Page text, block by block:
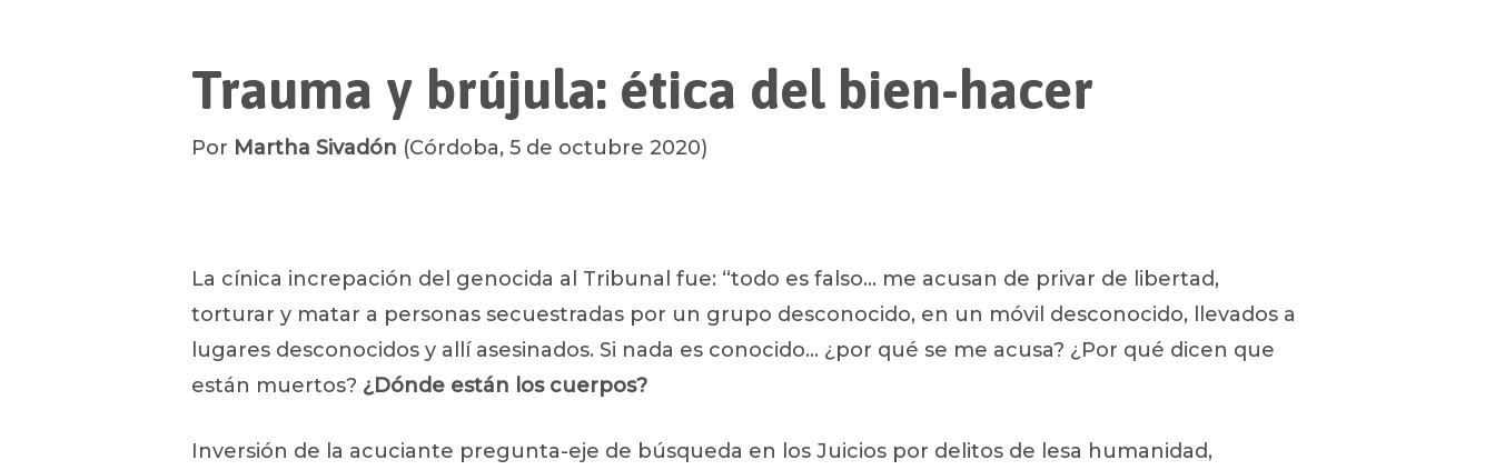
Luego presione ENTRAR para comenzar su búsqueda.
Trauma y brújula: ética del bien-hacer
Por Martha Sivadón (Córdoba, 5 de octubre 2020)
La cínica increpación del genocida al Tribunal fue: “todo es falso… me acusan de privar de libertad,
torturar y matar a personas secuestradas por un grupo desconocido, en un móvil desconocido, llevados a
lugares desconocidos y allí asesinados. Si nada es conocido… ¿por qué se me acusa? ¿Por qué dicen que
están muertos? ¿Dónde están los cuerpos?
Inversión de la acuciante pregunta-eje de búsqueda en los Juicios por delitos de lesa humanidad,